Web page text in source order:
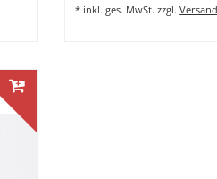
* inkl. ges. MwSt. zzgl.